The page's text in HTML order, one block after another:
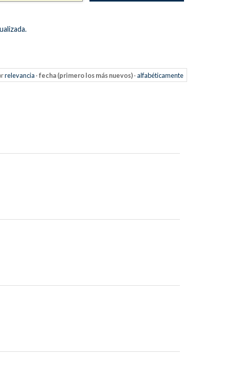
relevancia ·fecha (primero los más nuevos) ·alfabéticamente